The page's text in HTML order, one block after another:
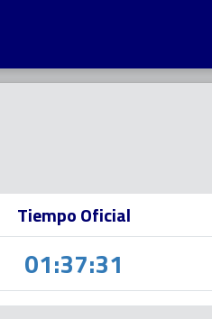
Tiempo Oficial
01:37:31